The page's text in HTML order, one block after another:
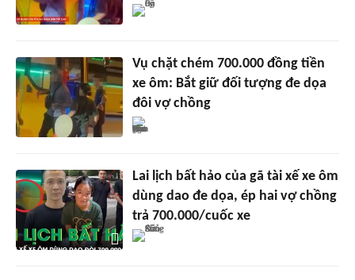
Vụ chặt chém 700.000 đồng tiền
xe ôm: Bắt giữ đối tượng đe dọa
đôi vợ chồng
Lai lịch bất hảo của gã tài xế xe ôm
dùng dao đe dọa, ép hai vợ chồng
trả 700.000/cuốc xe